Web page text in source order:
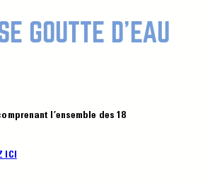
GOUTTE D’EAU
l’ensemble des 18
ICI